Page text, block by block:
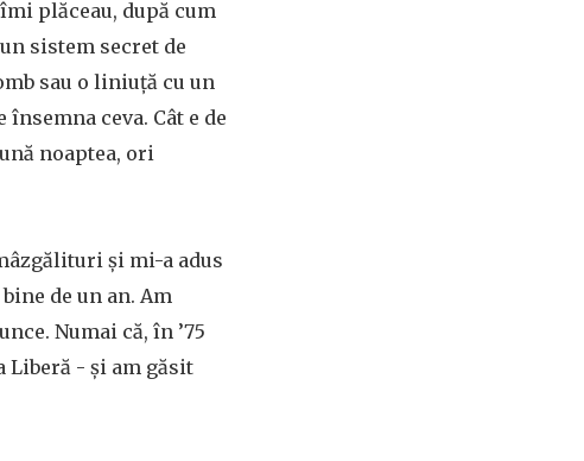
plăceau, după cum
sistem secret de
sau o liniuță cu un
ceva. Cât e de
noaptea, ori
și mi-a adus
de un an. Am
Numai că, în ’75
Liberă - și am găsit